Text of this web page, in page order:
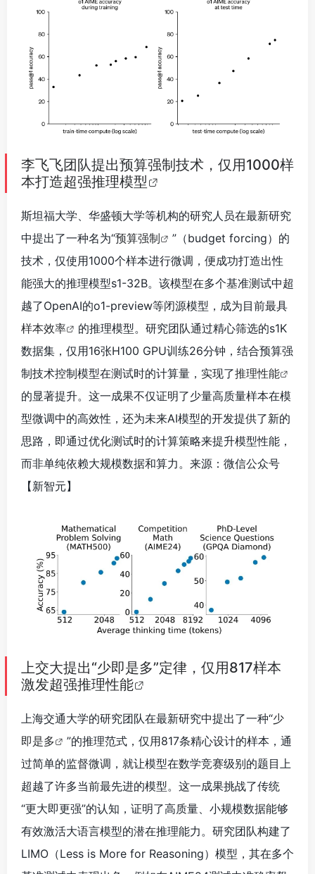
李飞飞团队提出预算强制技术，仅用1000样
本打造超强推理模型
斯坦福大学、华盛顿大学等机构的研究人员在最新研究
中提出了一种名为“预算强制
”（budget forcing）的
技术，仅使用1000个样本进行微调，便成功打造出性
能强大的推理模型s1-32B。该模型在多个基准测试中超
越了OpenAI的o1-preview等闭源模型，成为目前最具
样本效率
的推理模型。研究团队通过精心筛选的s1K
数据集，仅用16张H100 GPU训练26分钟，结合预算强
制技术控制模型在测试时的计算量，实现了推理性能
的显著提升。这一成果不仅证明了少量高质量样本在模
型微调中的高效性，还为未来AI模型的开发提供了新的
思路，即通过优化测试时的计算策略来提升模型性能，
而非单纯依赖大规模数据和算力。来源：微信公众号
【新智元】
上交大提出“少即是多”定律，仅用817样本
激发超强推理性能
上海交通大学的研究团队在最新研究中提出了一种“少
即是多
”的推理范式，仅用817条精心设计的样本，通
过简单的监督微调，就让模型在数学竞赛级别的题目上
超越了许多当前最先进的模型。这一成果挑战了传统
“更大即更强”的认知，证明了高质量、小规模数据能够
有效激活大语言模型的潜在推理能力。研究团队构建了
LIMO（Less is More for Reasoning）模型，其在多个